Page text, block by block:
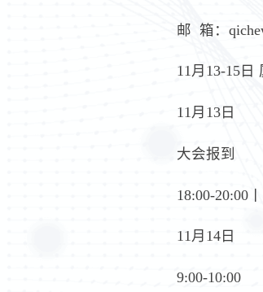
邮 箱：
11月13-15日
11月13日
大会报到
18:00-20:00
11月14日
9:00-10:00